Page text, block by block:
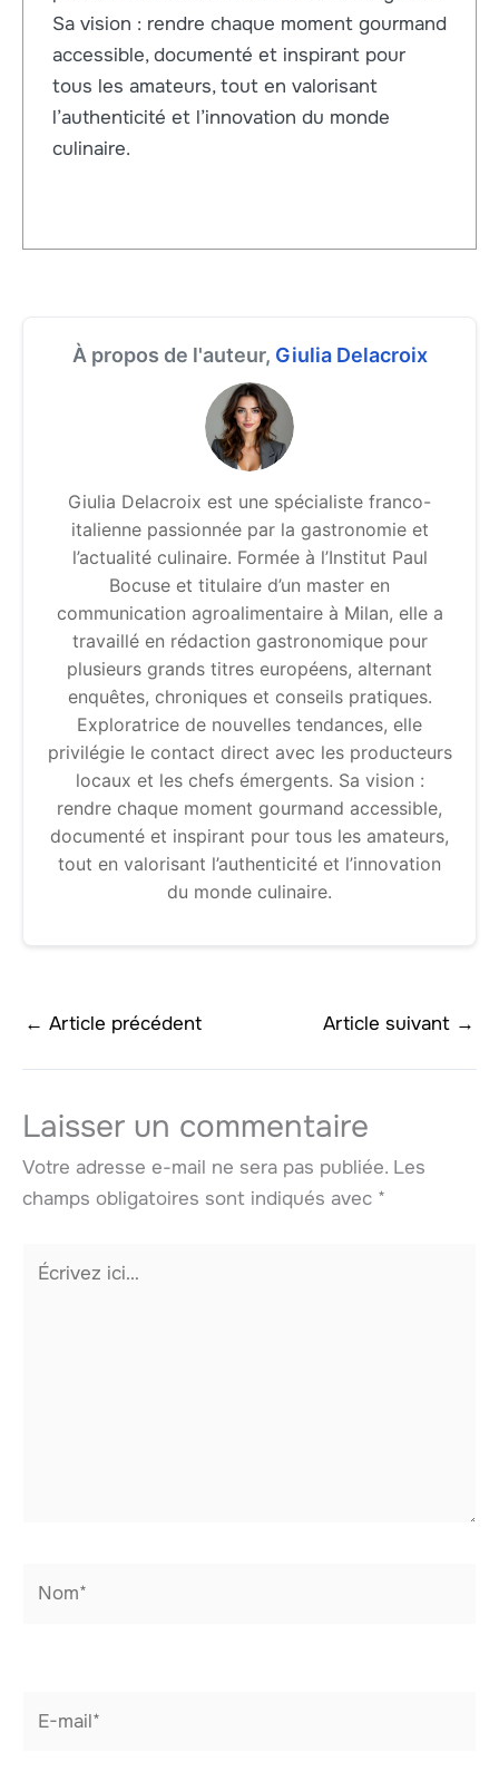
Sa vision : rendre chaque moment gourmand
accessible, documenté et inspirant pour
tous les amateurs, tout en valorisant
l’authenticité et l’innovation du monde
culinaire.
À propos de l'auteur, Giulia Delacroix
Giulia Delacroix est une spécialiste franco-
italienne passionnée par la gastronomie et
l’actualité culinaire. Formée à l’Institut Paul
Bocuse et titulaire d’un master en
communication agroalimentaire à Milan, elle a
travaillé en rédaction gastronomique pour
plusieurs grands titres européens, alternant
enquêtes, chroniques et conseils pratiques.
Exploratrice de nouvelles tendances, elle
privilégie le contact direct avec les producteurs
locaux et les chefs émergents. Sa vision :
rendre chaque moment gourmand accessible,
documenté et inspirant pour tous les amateurs,
tout en valorisant l’authenticité et l’innovation
du monde culinaire.
← Article précédent Article suivant →
Laisser un commentaire
Votre adresse e-mail ne sera pas publiée. Les
champs obligatoires sont indiqués avec *
Écrivez